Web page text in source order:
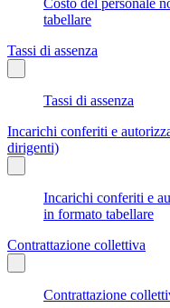
tabellare
Tassi di assenza
Tassi di assenza
Incarichi conferiti e
dirigenti)
Incarichi conferiti e
in formato tabellare
Contrattazione collettiva
Contrattazione